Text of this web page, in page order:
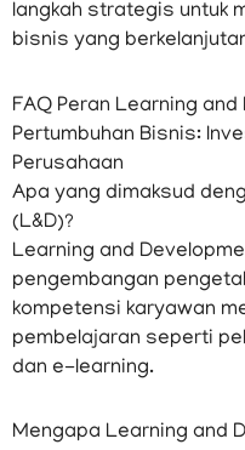
langkah strategis untuk
bisnis yang
FAQ Peran Learning
Pertumbuhan Bisnis:
Perusahaan
Apa yang dimaksud
(L&D)?
Learning and
pengembangan
kompetensi karyawan
pembelajaran seperti
dan e-learning.
Mengapa Learning and